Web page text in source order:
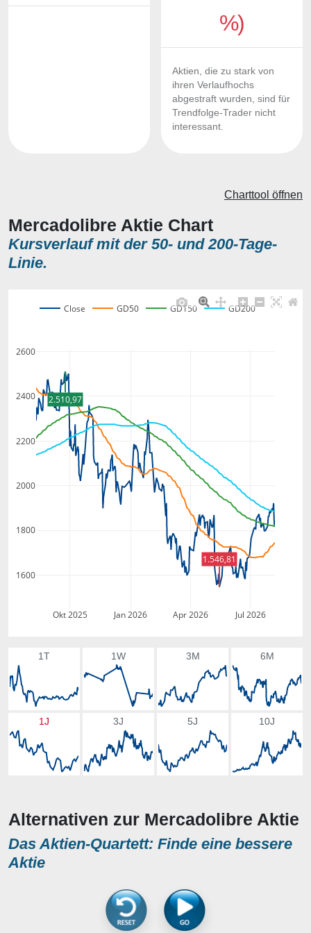
%)
Aktien, die zu stark von
ihren Verlaufhochs
abgestraft wurden, sind für
Trendfolge-Trader nicht
interessant.
Mercadolibre Aktie Chart
Kursverlauf mit der 50- und 200-Tage-
Linie.
Charttool öffnen
Okt 2025 Jan 2026 Apr 2026 Jul 2026
1600
1800
2000
2200
2400
2600
Close GD50 GD150 GD200
2.510,97
1.546,81
1T 1W 3M 6M
1J 3J 5J 10J
Alternativen zur Mercadolibre Aktie
Das Aktien-Quartett: Finde eine bessere
Aktie